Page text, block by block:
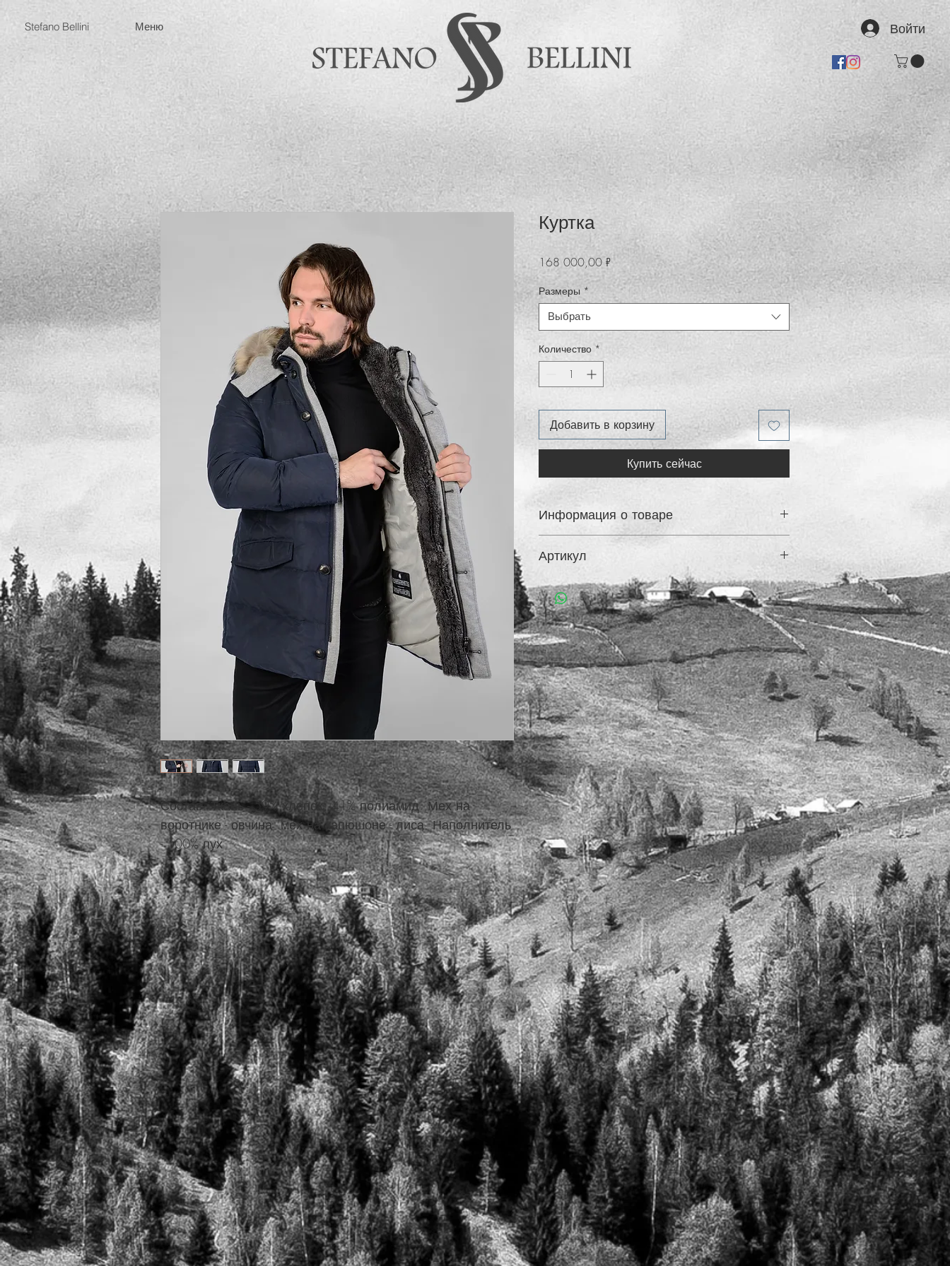
Stefano Bellini Меню Войти
Состав: Ткань - 59% хлопок, 41% полиамид. Мех на
воротнике - овчина, мех на капюшоне - лиса. Наполнитель
- 100% пух
Куртка
168 000,00 ₽Цена
Размеры *
Выбрать
Количество *
Добавить в корзину
Купить сейчас
Информация о товаре
Пуховик выполненный из водоотталкивающего
материала
Артикул
FW18-15T048-060